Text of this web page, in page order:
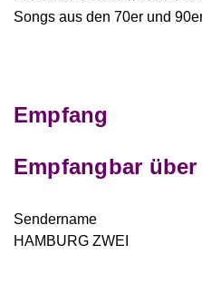
Songs aus den 70er und
Empfang
Empfangbar über
Sendername
HAMBURG ZWEI